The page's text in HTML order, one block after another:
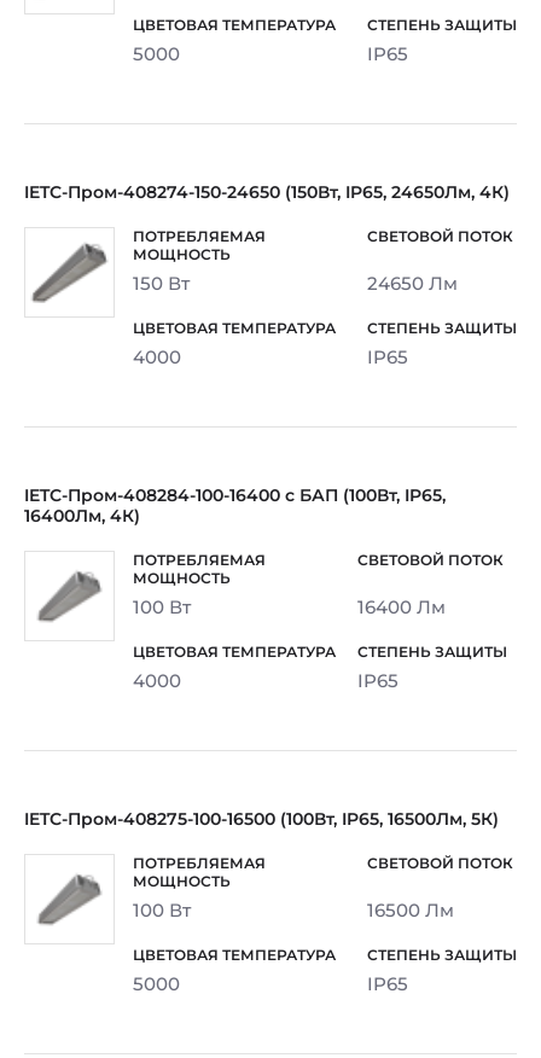
5000 IP65
IETC-Пром-408274-150-24650 (150Вт, IP65, 24650Лм, 4К)
150 Вт 24650 Лм
4000 IP65
IETC-Пром-408284-100-16400 с БАП (100Вт, IP65,
16400Лм, 4К)
100 Вт 16400 Лм
4000 IP65
IETC-Пром-408275-100-16500 (100Вт, IP65, 16500Лм, 5К)
100 Вт 16500 Лм
5000 IP65